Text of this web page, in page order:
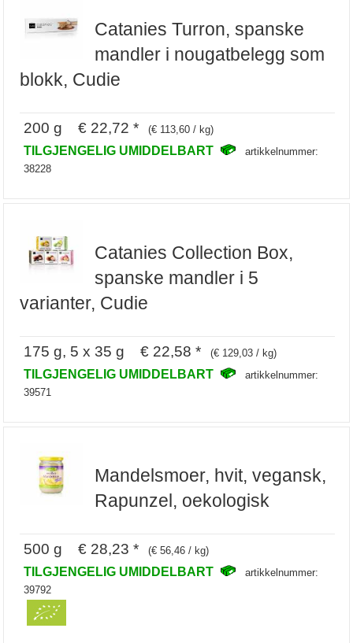
Catanies Turron, spanske
mandler i nougatbelegg som
blokk, Cudie
200 g € 22,72 * (€ 113,60 / kg)
TILGJENGELIG UMIDDELBART
artikkelnummer:
38228
Catanies Collection Box,
spanske mandler i 5
varianter, Cudie
175 g, 5 x 35 g € 22,58 * (€ 129,03 / kg)
TILGJENGELIG UMIDDELBART
artikkelnummer:
39571
Mandelsmoer, hvit, vegansk,
Rapunzel, oekologisk
500 g € 28,23 * (€ 56,46 / kg)
TILGJENGELIG UMIDDELBART
artikkelnummer:
39792